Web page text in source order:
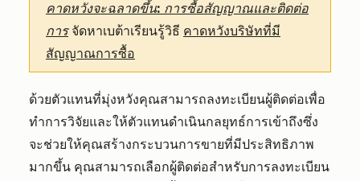
คาดหวังจะฉลาดขึ้น: การซื้อสัญญาณและติดต่อ
การจัดหาเบต้าเรียนรู้วิธี คาดหวังบริษัทที่มี
สัญญาณการซื้อ
ด้วยตัวแทนที่มุ่งหวังคุณสามารถลงทะเบียนผู้ติดต่อเพื่อ
ทำการวิจัยและให้ตัวแทนดำเนินกลยุทธ์การเข้าถึงซึ่ง
จะช่วยให้คุณสร้างกระบวนการขายที่มีประสิทธิภาพ
มากขึ้น คุณสามารถเลือกผู้ติดต่อสำหรับการลงทะเบียน